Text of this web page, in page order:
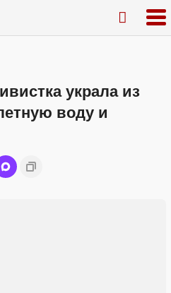
украла из
воду и